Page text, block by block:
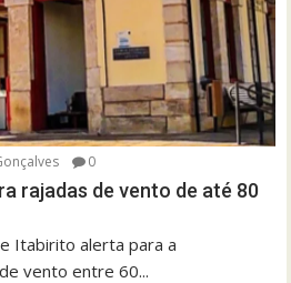
0
rajadas de vento de até 80
Itabirito alerta para a
vento entre 60...